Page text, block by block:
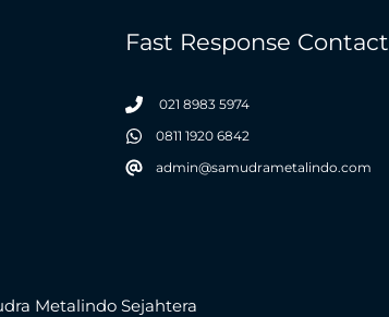
Fast Response Contact
021 8983 5974
0811 1920 6842
admin@samudrametalindo.com
Metalindo Sejahtera